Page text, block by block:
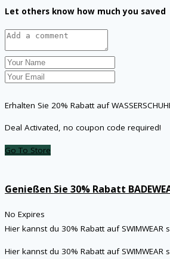
Let others know how much you saved
Erhalten Sie 20% Rabatt auf
Deal Activated, no coupon code required!
Go To Store
Genießen Sie 30% Rabatt
No Expires
Hier kannst du 30% Rabatt auf SWIMWEAR
Hier kannst du 30% Rabatt auf SWIMWEAR